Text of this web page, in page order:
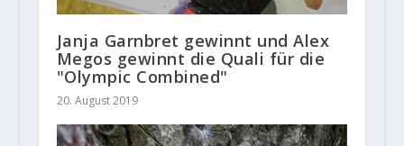
Janja Garnbret gewinnt und Alex
Megos gewinnt die Quali für die
"Olympic Combined"
20. August 2019